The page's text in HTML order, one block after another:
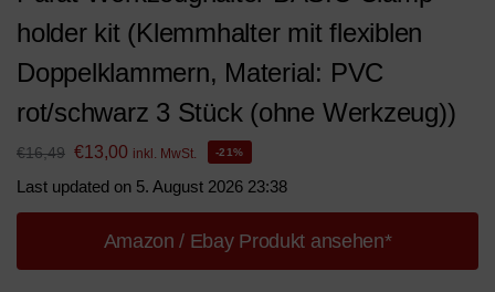
holder kit (Klemmhalter mit flexiblen
Doppelklammern, Material: PVC
rot/schwarz 3 Stück (ohne Werkzeug))
€16,49 €13,00 inkl. MwSt. -21%
Last updated on 5. August 2026 23:38
Amazon / Ebay Produkt ansehen*